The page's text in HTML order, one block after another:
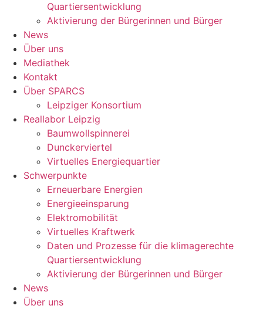
Quartiersentwicklung
Aktivierung der Bürgerinnen und Bürger
News
Über uns
Mediathek
Kontakt
Über SPARCS
Leipziger Konsortium
Reallabor Leipzig
Baumwollspinnerei
Dunckerviertel
Virtuelles Energiequartier
Schwerpunkte
Erneuerbare Energien
Energieeinsparung
Elektromobilität
Virtuelles Kraftwerk
Daten und Prozesse für die klimagerechte
Quartiersentwicklung
Aktivierung der Bürgerinnen und Bürger
News
Über uns